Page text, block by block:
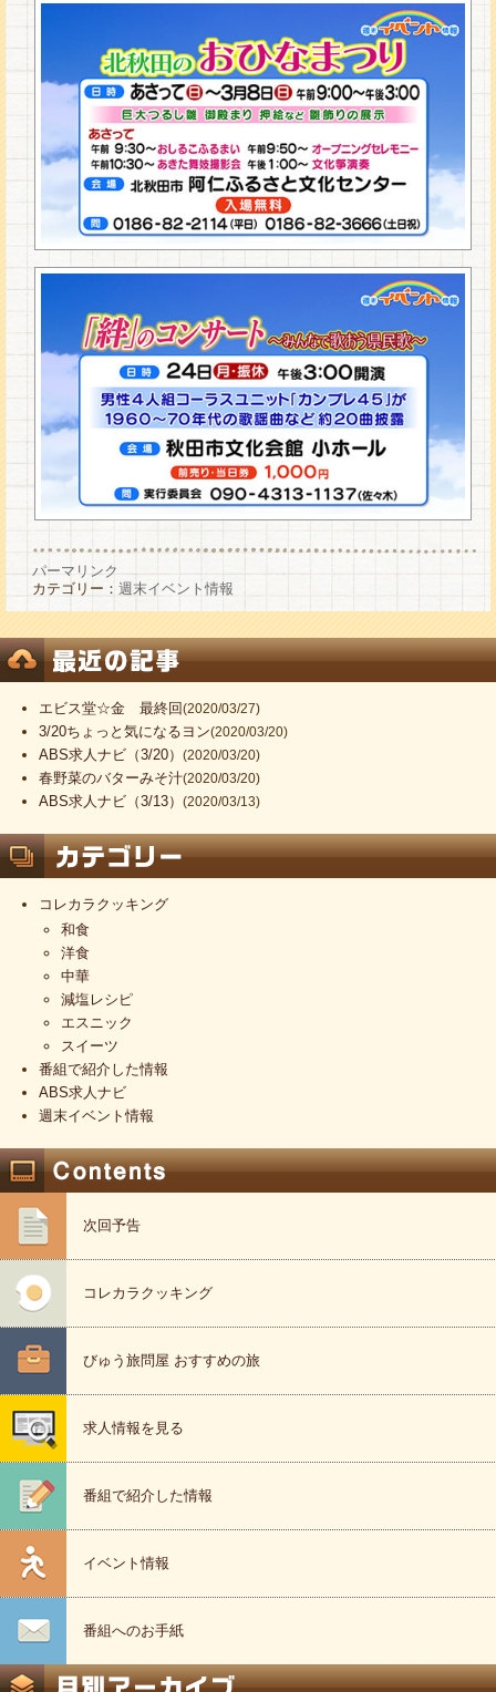
パーマリンク
カテゴリー： 週末イベント情報
エビス堂☆金 最終回(2020/03/27)
3/20ちょっと気になるヨン(2020/03/20)
ABS求人ナビ（3/20）(2020/03/20)
春野菜のバターみそ汁(2020/03/20)
ABS求人ナビ（3/13）(2020/03/13)
コレカラクッキング
和食
洋食
中華
減塩レシピ
エスニック
スイーツ
番組で紹介した情報
ABS求人ナビ
週末イベント情報
次回予告
コレカラクッキング
びゅう旅問屋 おすすめの旅
求人情報を見る
番組で紹介した情報
イベント情報
番組へのお手紙